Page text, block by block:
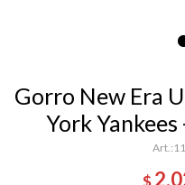
Gorro New Era
York
$